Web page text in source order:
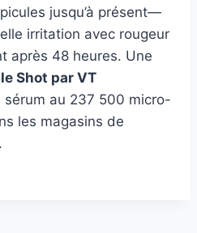
jusqu’à présent—
irritation avec rougeur
après 48 heures. Une
Shot par VT
sérum au 237 500 micro-
les magasins de